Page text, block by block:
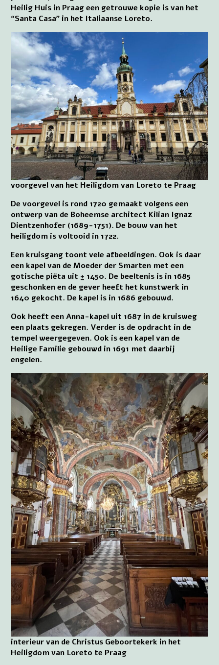
Heilig Huis in Praag een getrouwe kopie is van het
“Santa Casa” in het Italiaanse Loreto.
voorgevel van het Heiligdom van Loreto te Praag
De voorgevel is rond 1720 gemaakt volgens een
ontwerp van de Boheemse architect Kilian Ignaz
Dientzenhofer (1689-1751). De bouw van het
heiligdom is voltooid in 1722.
Een kruisgang toont vele afbeeldingen. Ook is daar
een kapel van de Moeder der Smarten met een
gotische piëta uit ± 1450. De beeltenis is in 1685
geschonken en de gever heeft het kunstwerk in
1640 gekocht. De kapel is in 1686 gebouwd.
Ook heeft een Anna-kapel uit 1687 in de kruisweg
een plaats gekregen. Verder is de opdracht in de
tempel weergegeven. Ook is een kapel van de
Heilige Familie gebouwd in 1691 met daarbij
engelen.
interieur van de Christus Geboortekerk in het
Heiligdom van Loreto te Praag